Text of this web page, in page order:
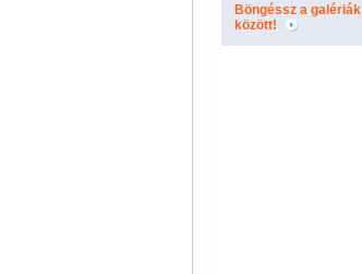
Böngéssz a galériák
között!